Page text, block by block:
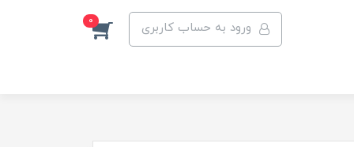
ورود به حساب کاربری 0